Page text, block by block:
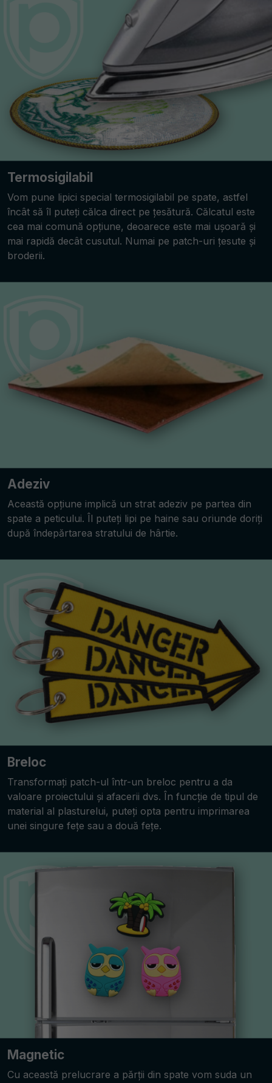
Termosigilabil
Vom pune lipici special termosigilabil pe spate, astfel
încât să îl puteți călca direct pe țesătură. Călcatul este
cea mai comună opțiune, deoarece este mai ușoară și
mai rapidă decât cusutul. Numai pe patch-uri țesute și
broderii.
Adeziv
Această opțiune implică un strat adeziv pe partea din
spate a peticului. Îl puteți lipi pe haine sau oriunde doriți
după îndepărtarea stratului de hârtie.
Breloc
Transformați patch-ul într-un breloc pentru a da
valoare proiectului și afacerii dvs. În funcție de tipul de
material al plasturelui, puteți opta pentru imprimarea
unei singure fețe sau a două fețe.
Magnetic
Cu această prelucrare a părții din spate vom suda un